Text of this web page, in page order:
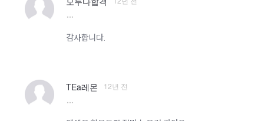
감사합니다.
TEa레몬 12년 전